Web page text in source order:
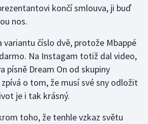
končí smlouva, ji buď
nos.
variantu číslo dvě, protože Mbappé
Na Instagam totiž dal video,
písně Dream On od skupiny
o tom, že musí své sny odložit
je i tak krásný.
toho, že tenhle vzkaz světu